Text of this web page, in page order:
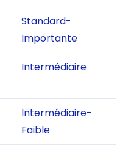
Standard-
Importante
Intermédiaire
Intermédiaire-
Faible